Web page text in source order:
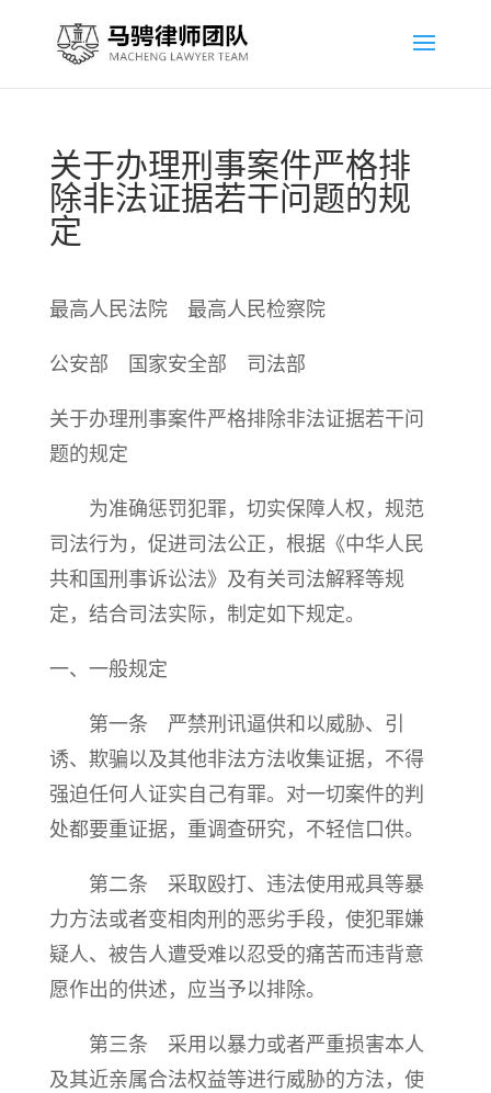
关于办理刑事案件严格排
除非法证据若干问题的规
定
最高人民法院 最高人民检察院
公安部 国家安全部 司法部
关于办理刑事案件严格排除非法证据若干问
题的规定
为准确惩罚犯罪，切实保障人权，规范
司法行为，促进司法公正，根据《中华人民
共和国刑事诉讼法》及有关司法解释等规
定，结合司法实际，制定如下规定。
一、一般规定
第一条 严禁刑讯逼供和以威胁、引
诱、欺骗以及其他非法方法收集证据，不得
强迫任何人证实自己有罪。对一切案件的判
处都要重证据，重调查研究，不轻信口供。
第二条 采取殴打、违法使用戒具等暴
力方法或者变相肉刑的恶劣手段，使犯罪嫌
疑人、被告人遭受难以忍受的痛苦而违背意
愿作出的供述，应当予以排除。
第三条 采用以暴力或者严重损害本人
及其近亲属合法权益等进行威胁的方法，使